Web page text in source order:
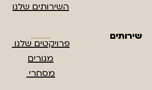
השירותים שלנו
שירותים
פרויקטים שלנו
מגורים
מסחרי